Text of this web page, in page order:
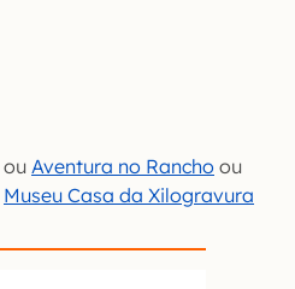
ou Aventura no Rancho ou
Museu Casa da Xilogravura